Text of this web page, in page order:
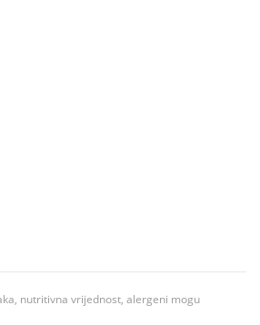
nutritivna vrijednost, alergeni mogu